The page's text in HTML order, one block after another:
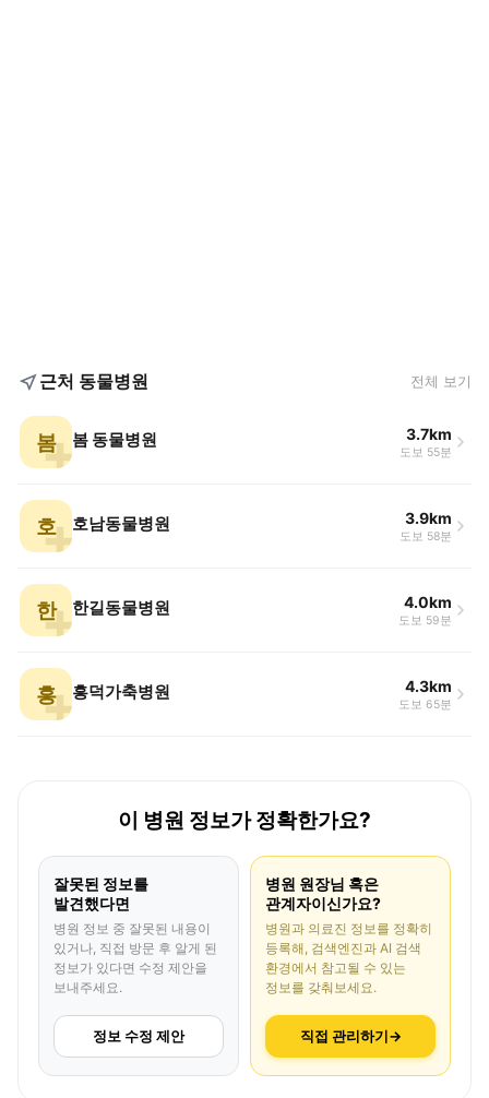
근처 동물병원 전체 보기
봄 봄 동물병원 3.7km
도보 55분
호 호남동물병원 3.9km
도보 58분
한 한길동물병원 4.0km
도보 59분
흥 흥덕가축병원 4.3km
도보 65분
이 병원 정보가 정확한가요?
잘못된 정보를
발견했다면
병원 정보 중 잘못된 내용이
있거나, 직접 방문 후 알게 된
정보가 있다면 수정 제안을
보내주세요.
정보 수정 제안
병원 원장님 혹은
관계자이신가요?
병원과 의료진 정보를 정확히
등록해, 검색엔진과 AI 검색
환경에서 참고될 수 있는
정보를 갖춰보세요.
직접 관리하기→